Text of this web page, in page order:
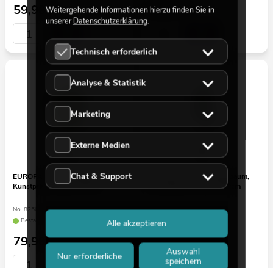
59,90€ 15,90€
EUROPALMS Bougainvillea,
Kunstpflanze, gelb, 180cm
No. 82507081
Bestand reicht ca. 12 Wo.
79,90€
EUROPALMS Goldregenbaum,
Kunstpflanze, violett, 180cm
No. 82507136
Bestand reicht ca. 12 Wo.
89,90€
Weitergehende Informationen hierzu finden Sie in
unsererDatenschutzerklärung.
Technisch erforderlich
Analyse & Statistik
Marketing
Externe Medien
Chat & Support
Nur erforderliche
Auswahl
speichern
Alle akzeptieren